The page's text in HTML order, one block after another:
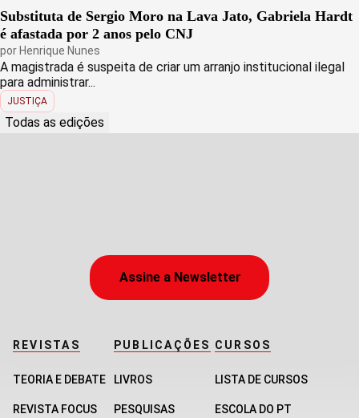
Substituta de Sergio Moro na Lava Jato, Gabriela Hardt
é afastada por 2 anos pelo CNJ
por Henrique Nunes
A magistrada é suspeita de criar um arranjo institucional ilegal
para administrar...
JUSTIÇA
Todas as edições
Assine a Newsletter
REVISTAS
TEORIA E DEBATE
REVISTA FOCUS
PUBLICAÇÕES
LIVROS
PESQUISAS
CURSOS
LISTA DE CURSOS
ESCOLA DO PT